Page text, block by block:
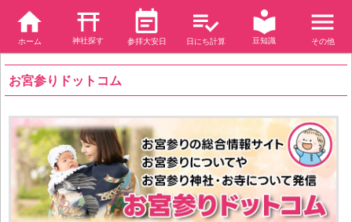
ホーム 神社探す 参拝大安日 日にち計算 豆知識 その他
お宮参りドットコム